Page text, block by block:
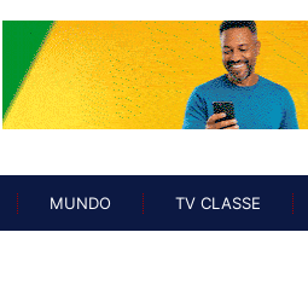
MUNDO TV CLASSE